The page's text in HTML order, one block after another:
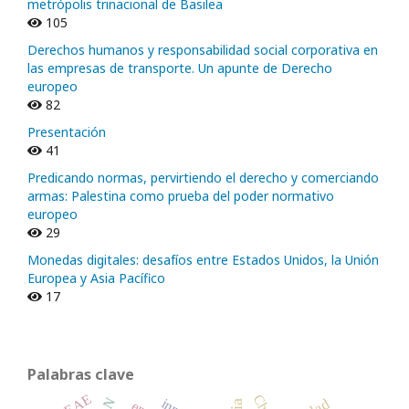
metrópolis trinacional de Basilea
105
Derechos humanos y responsabilidad social corporativa en
las empresas de transporte. Un apunte de Derecho
europeo
82
Presentación
41
Predicando normas, pervirtiendo el derecho y comerciando
armas: Palestina como prueba del poder normativo
europeo
29
Monedas digitales: desafíos entre Estados Unidos, la Unión
Europea y Asia Pacífico
17
Palabras clave